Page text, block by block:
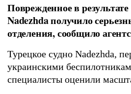
Поврежденное в
Nadezhda получило
отделения, сообщило
Турецкое судно Nadezhda,
украинскими
специалисты оценили